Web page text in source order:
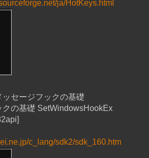
ja/HotKeys.html
セージフックの基礎
クの基礎 SetWindowsHookEx
c_lang/sdk2/sdk_160.htm